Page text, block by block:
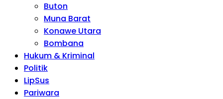
Buton
Muna Barat
Konawe Utara
Bombana
Hukum & Kriminal
Politik
LipSus
Pariwara